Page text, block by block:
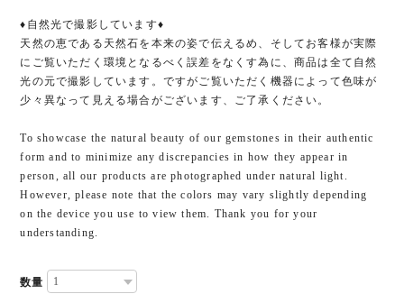
♦自然光で撮影しています♦
天然の恵である天然石を本来の姿で伝えるめ、そしてお客様が実際
にご覧いただく環境となるべく誤差をなくす為に、商品は全て自然
光の元で撮影しています。ですがご覧いただく機器によって色味が
少々異なって見える場合がございます、ご了承ください。
To showcase the natural beauty of our gemstones in their authentic
form and to minimize any discrepancies in how they appear in
person, all our products are photographed under natural light.
However, please note that the colors may vary slightly depending
on the device you use to view them. Thank you for your
understanding.
数量